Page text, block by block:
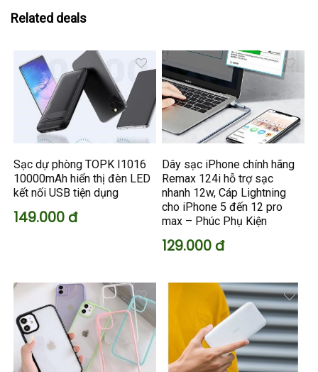
Related deals
Sạc dự phòng TOPK I1016
10000mAh hiển thị đèn LED
kết nối USB tiện dụng
149.000 đ
Dây sạc iPhone chính hãng
Remax 124i hỗ trợ sạc
nhanh 12w, Cáp Lightning
cho iPhone 5 đến 12 pro
max – Phúc Phụ Kiện
129.000 đ